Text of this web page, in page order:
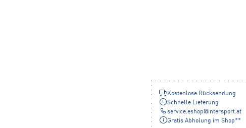
Kostenlose Rücksendung
Schnelle Lieferung
service.eshop@ intersport.at
Gratis Abholung im Shop**